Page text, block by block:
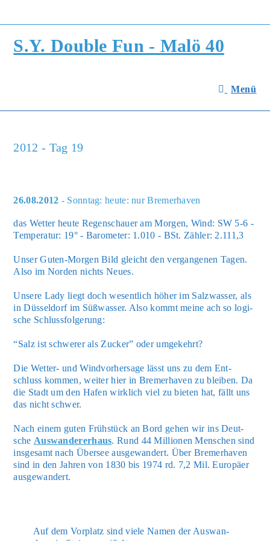
springen
S.Y. Double Fun - Malö 40
Menü
2012 - Tag 19
26.08.2012 - Sonntag: heute: nur Bremerhaven
das Wet­ter heu­te Regen­schau­er am Mor­gen, Wind: SW 5-6 -
Tem­pe­ra­tur: 19° - Baro­me­ter: 1.010 - BSt. Zäh­ler: 2.111,3
Unser Guten-Mor­gen Bild gleicht den ver­gan­ge­nen Tagen.
Also im Nor­den nichts Neu­es.
Unse­re Lady liegt doch wesent­lich höher im Salz­was­ser, als
in Düs­sel­dorf im Süß­was­ser. Also kommt mei­ne ach so logi­
sche Schluss­fol­ge­rung:
“Salz ist schwe­rer als Zucker” oder umge­kehrt?
Die Wet­ter- und Wind­vor­her­sa­ge lässt uns zu dem Ent­
schluss kom­men, wei­ter hier in Bre­mer­ha­ven zu blei­ben. Da
die Stadt um den Hafen wirk­lich viel zu bie­ten hat, fällt uns
das nicht schwer.
Nach einem guten Früh­stück an Bord gehen wir ins Deut­
sche Aus­wan­der­er­haus. Rund 44 Mil­lio­nen Men­schen sind
ins­ge­samt nach Über­see aus­ge­wan­dert. Über Bre­mer­ha­ven
sind in den Jah­ren von 1830 bis 1974 rd. 7,2 Mil. Euro­pä­er
aus­ge­wan­dert.
Auf dem Vor­platz sind vie­le Namen der Aus­wan­